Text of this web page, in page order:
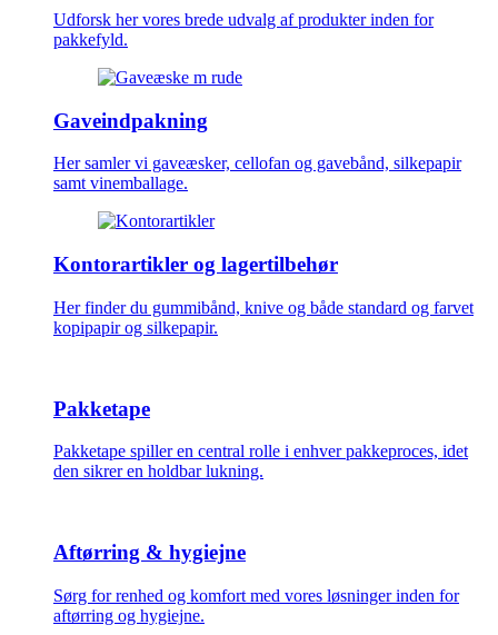
Udforsk her vores brede udvalg af produkter inden for
pakkefyld.
Gaveindpakning
Her samler vi gaveæsker, cellofan og gavebånd, silkepapir
samt vinemballage.
Kontorartikler og lagertilbehør
Her finder du gummibånd, knive og både standard og farvet
kopipapir og silkepapir.
Pakketape
Pakketape spiller en central rolle i enhver pakkeproces, idet
den sikrer en holdbar lukning.
Aftørring & hygiejne
Sørg for renhed og komfort med vores løsninger inden for
aftørring og hygiejne.